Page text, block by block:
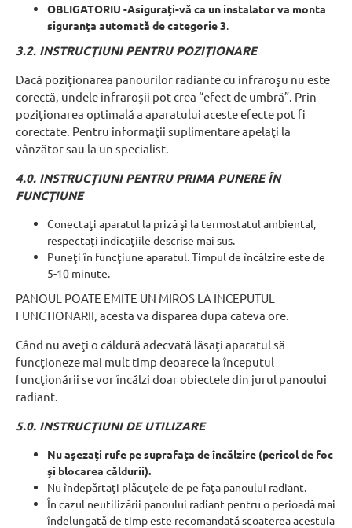
OBLIGATORIU -Asiguraţi-vă ca un instalator va monta
siguranţa automată de categorie 3.
3.2. INSTRUCŢIUNI PENTRU POZIŢIONARE
Dacă poziţionarea panourilor radiante cu infraroşu nu este
corectă, undele infraroşii pot crea “efect de umbră”. Prin
poziţionarea optimală a aparatului aceste efecte pot fi
corectate. Pentru informaţii suplimentare apelaţi la
vânzător sau la un specialist.
4.0. INSTRUCŢIUNI PENTRU PRIMA PUNERE ÎN
FUNCŢIUNE
Conectaţi aparatul la priză şi la termostatul ambiental,
respectaţi indicaţiile descrise mai sus.
Puneţi în funcţiune aparatul. Timpul de încălzire este de
5-10 minute.
PANOUL POATE EMITE UN MIROS LA INCEPUTUL
FUNCTIONARII, acesta va disparea dupa cateva ore.
Când nu aveţi o căldură adecvată lăsaţi aparatul să
funcţioneze mai mult timp deoarece la începutul
funcţionării se vor încălzi doar obiectele din jurul panoului
radiant.
5.0. INSTRUCŢIUNI DE UTILIZARE
Nu aşezaţi rufe pe suprafaţa de încălzire (pericol de foc
şi blocarea căldurii).
Nu îndepărtaţi plăcuţele de pe faţa panoului radiant.
În cazul neutilizării panoului radiant pentru o perioadă mai
îndelungată de timp este recomandată scoaterea acestuia